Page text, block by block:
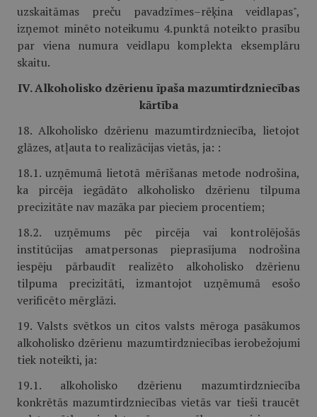
uzskaitāmas preču pavadzīmes–rēķina veidlapas",
izņemot minēto noteikumu 4.punktā noteikto prasību
par viena numura veidlapu komplekta eksemplāru
skaitu.
IV. Alkoholisko dzērienu īpaša mazumtirdzniecības
kārtība
18. Alkoholisko dzērienu mazumtirdzniecība, lietojot
glāzes, atļauta to realizācijas vietās, ja: :
18.1. uzņēmumā lietotā mērīšanas metode nodrošina,
ka pircēja iegādāto alkoholisko dzērienu tilpuma
precizitāte nav mazāka par pieciem procentiem;
18.2. uzņēmums pēc pircēja vai kontrolējošās
institūcijas amatpersonas pieprasījuma nodrošina
iespēju pārbaudīt realizēto alkoholisko dzērienu
tilpuma precizitāti, izmantojot uzņēmumā esošo
verificēto mērglāzi.
19. Valsts svētkos un citos valsts mēroga pasākumos
alkoholisko dzērienu mazumtirdzniecības ierobežojumi
tiek noteikti, ja:
19.1. alkoholisko dzērienu mazumtirdzniecība
konkrētās mazumtirdzniecības vietās var tieši traucēt